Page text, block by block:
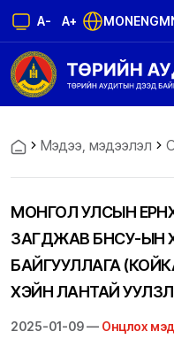
A- A+ MONENG
Мэдээ, мэдээлэл
МОНГОЛ УЛСЫН
ЗАГДЖАВ БНСУ-ЫН
БАЙГУУЛЛАГА
ХЭЙН ЛАНТАЙ
2025-01-09 — Онцлох